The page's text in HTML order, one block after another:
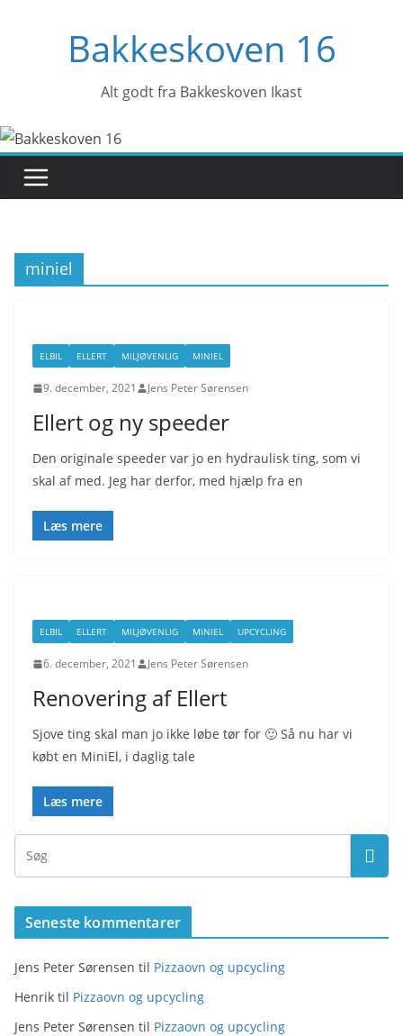
Bakkeskoven 16
Alt godt fra Bakkeskoven Ikast
miniel
ELBIL ELLERT MILJØVENLIG MINIEL
9. december, 2021 Jens Peter Sørensen
Ellert og ny speeder
Den originale speeder var jo en hydraulisk ting, som vi
skal af med. Jeg har derfor, med hjælp fra en
Læs mere
ELBIL ELLERT MILJØVENLIG MINIEL UPCYCLING
6. december, 2021 Jens Peter Sørensen
Renovering af Ellert
Sjove ting skal man jo ikke løbe tør for 🙂 Så nu har vi
købt en MiniEl, i daglig tale
Læs mere
Seneste kommentarer
Jens Peter Sørensen til Pizzaovn og upcycling
Henrik til Pizzaovn og upcycling
Jens Peter Sørensen til Pizzaovn og upcycling